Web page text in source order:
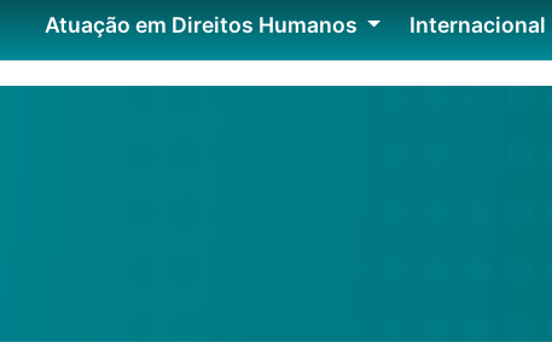
Atuação em Direitos Humanos Internacional